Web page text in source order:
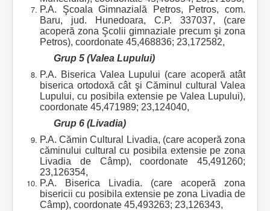
P.A. Şcoala Gimnazială Petros, Petros, com.
Baru, jud. Hunedoara, C.P. 337037, (care
acoperă zona Şcolii gimnaziale precum şi zona
Petros), coordonate 45,468836; 23,172582,
Grup 5 (Valea Lupului)
P.A. Biserica Valea Lupului (care acoperă atât
biserica ortodoxă cât şi Căminul cultural Valea
Lupului, cu posibila extensie pe Valea Lupului),
coordonate 45,471989; 23,124040,
Grup 6 (Livadia)
P.A. Cămin Cultural Livadia, (care acoperă zona
căminului cultural cu posibila extensie pe zona
Livadia de Câmp), coordonate 45,491260;
23,126354,
P.A. Biserica Livadia. (care acoperă zona
bisericii cu posibila extensie pe zona Livadia de
Câmp), coordonate 45,493263; 23,126343,